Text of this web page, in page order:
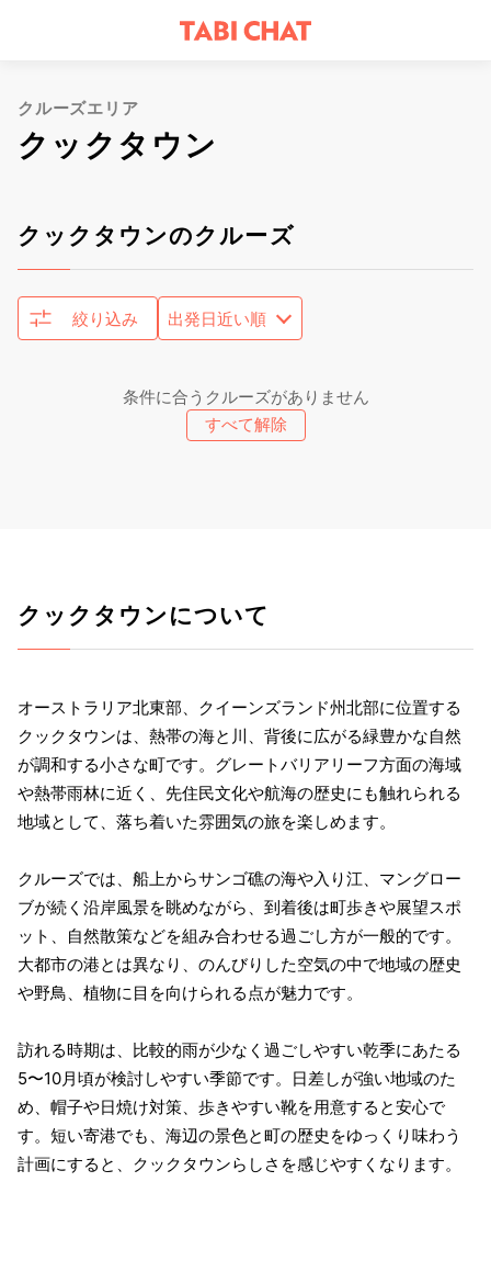
クルーズエリア
クックタウン
クックタウンのクルーズ
絞り込み
条件に合うクルーズがありません
すべて解除
クックタウンについて
オーストラリア北東部、クイーンズランド州北部に位置する
クックタウンは、熱帯の海と川、背後に広がる緑豊かな自然
が調和する小さな町です。グレートバリアリーフ方面の海域
や熱帯雨林に近く、先住民文化や航海の歴史にも触れられる
地域として、落ち着いた雰囲気の旅を楽しめます。
クルーズでは、船上からサンゴ礁の海や入り江、マングロー
ブが続く沿岸風景を眺めながら、到着後は町歩きや展望スポ
ット、自然散策などを組み合わせる過ごし方が一般的です。
大都市の港とは異なり、のんびりした空気の中で地域の歴史
や野鳥、植物に目を向けられる点が魅力です。
訪れる時期は、比較的雨が少なく過ごしやすい乾季にあたる
5〜10月頃が検討しやすい季節です。日差しが強い地域のた
め、帽子や日焼け対策、歩きやすい靴を用意すると安心で
す。短い寄港でも、海辺の景色と町の歴史をゆっくり味わう
計画にすると、クックタウンらしさを感じやすくなります。